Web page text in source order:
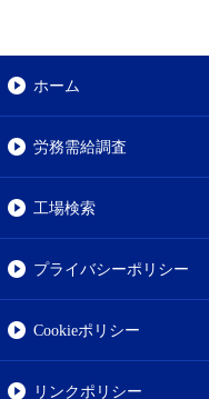
ホーム
労務需給調査
工場検索
プライバシーポリシー
Cookieポリシー
リンクポリシー